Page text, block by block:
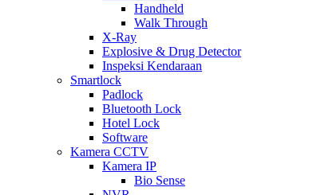
Handheld
Walk Through
X-Ray
Explosive & Drug Detector
Inspeksi Kendaraan
Smartlock
Padlock
Bluetooth Lock
Hotel Lock
Software
Kamera CCTV
Kamera IP
Bio Sense